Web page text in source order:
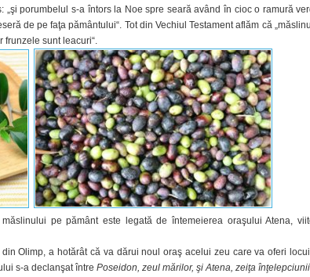
„şi porumbelul s-a întors la Noe spre seară având în cioc o ramură
de pe faţa pământului“. Tot din Vechiul Testament aflăm că
frunzele sunt leacuri“.
pe pământ este legată de întemeierea oraşului Atena,
Olimp, a hotărât că va dărui noul oraş acelui zeu care va oferi
s-a declanşat între Poseidon, zeul mărilor, şi Atena, zeiţa înţelepciunii